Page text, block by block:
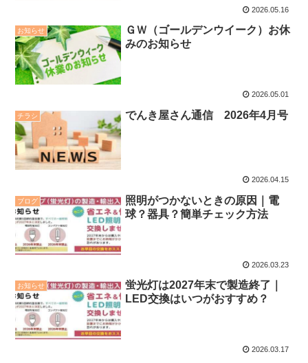
2026.05.16
お知らせ
ＧＷ（ゴールデンウイーク）お休
みのお知らせ
2026.05.01
チラシ でんき屋さん通信 2026年4月号
2026.04.15
ブログ
照明がつかないときの原因｜電
球？器具？簡単チェック方法
2026.03.23
お知らせ
蛍光灯は2027年末で製造終了｜
LED交換はいつがおすすめ？
2026.03.17